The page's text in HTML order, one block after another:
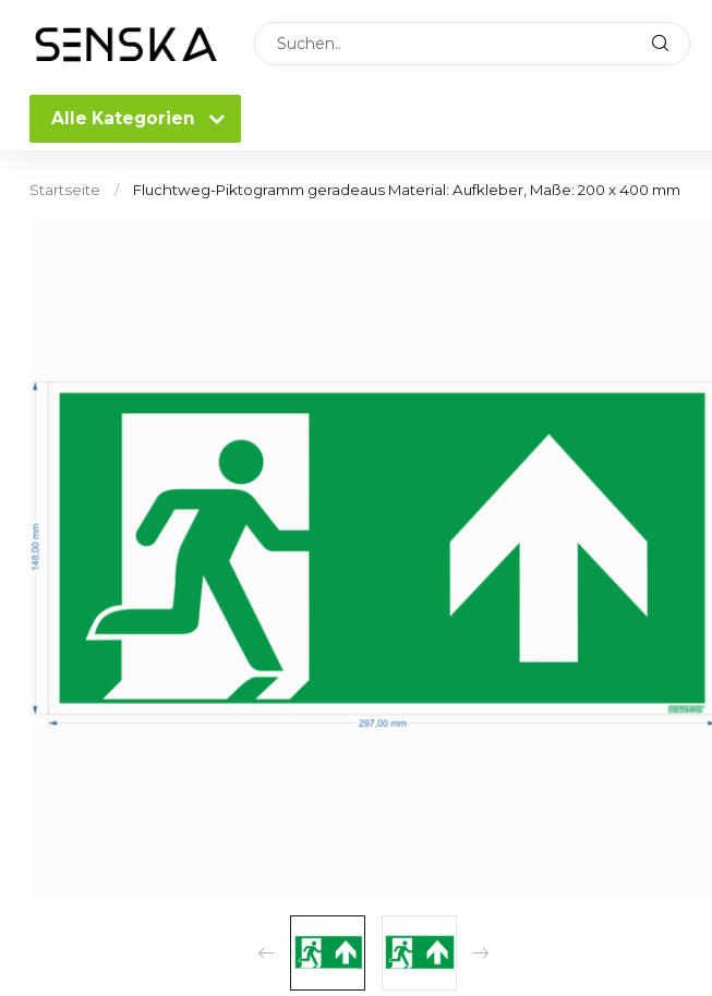
Alle Kategorien
Startseite / Fluchtweg-Piktogramm geradeaus Material: Aufkleber, Maße: 200 x 400 mm